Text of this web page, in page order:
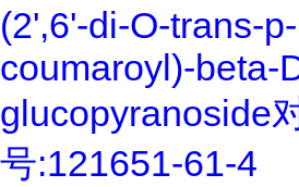
(2',6'-di-O-trans-p-
coumaroyl)-beta-
glucopyranoside
号:121651-61-4